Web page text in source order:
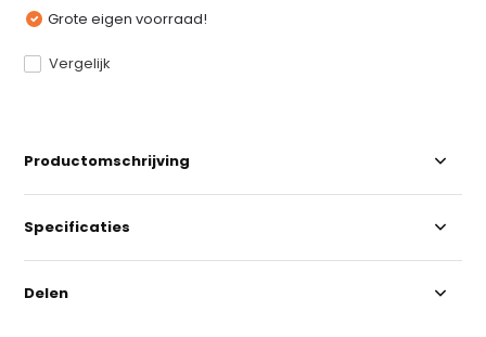
Grote eigen voorraad!
Vergelijk
Productomschrijving
Specificaties
Delen